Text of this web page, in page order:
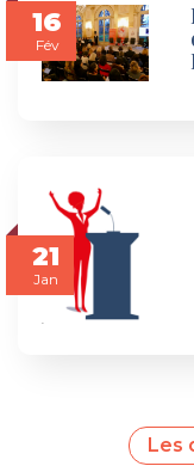
16
Fév
21
Jan
Les